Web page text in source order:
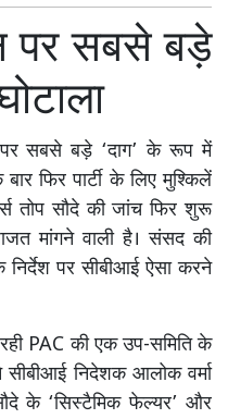
पर सबसे बड़े
सबसे बड़े ‘दाग’ के रूप में
बार फिर पार्टी के लिए मुश्किलें
तोप सौदे की जांच फिर शुरू
मांगने वाली है। संसद की
पर सीबीआई ऐसा करने
PAC की एक उप-समिति के
सीबीआई निदेशक आलोक वर्मा
के ‘सिस्टैमिक फेल्यर’ और